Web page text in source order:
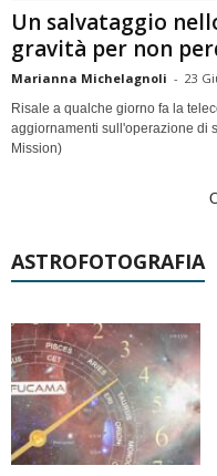
Un salvataggio
gravità per non
Marianna Michelagnoli - 23
Risale a qualche giorno fa la
aggiornamenti sull'operazione di
Mission)
ASTROFOTOGRAFIA